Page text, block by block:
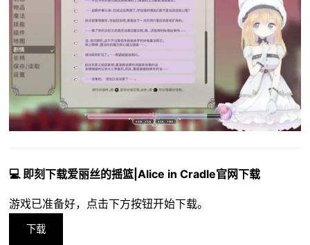
💻 即刻下载爱丽丝的摇篮|Alice in Cradle官网下载
游戏已准备好，点击下方按钮开始下载。
下载